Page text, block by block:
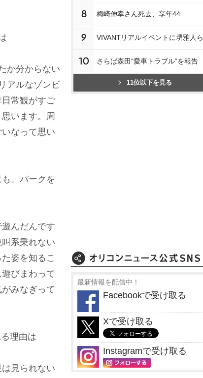
か分からない
アルなゾンビ
常観がすご
います。周
なって思い
、パークを
んだんです
系乗れない
姿を知るこ
びまわって
みなぎって
理由は
見られない
8 梅崎伸幸さん死去、享年44
9 VIVANTリアルイベントに堺雅人ら
10 さらば森田“愛車トラブル”を報告
11位以下を見る
最新情報を配信中！
Facebookで受け取る
Xで受け取る
Instagramで受け取る